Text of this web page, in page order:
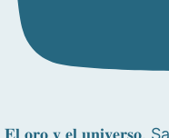
𝐄𝐥 𝐨𝐫𝐨 𝐲 𝐞𝐥